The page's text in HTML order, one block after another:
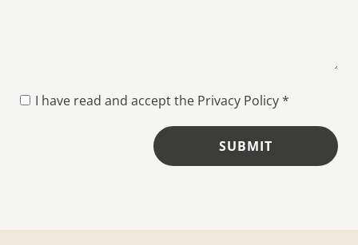
I have read and accept the Privacy Policy*
SUBMIT